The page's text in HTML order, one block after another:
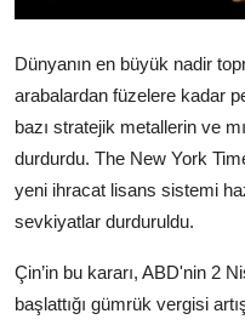
TBMM Haberleri
Belediye
Sağlık
Asayiş
Köşe Yazısı
Dünyanın en büyük nadir
arabalardan füzelere kadar
bazı stratejik metallerin ve
durdurdu. The New York
yeni ihracat lisans sistemi
sevkiyatlar durduruldu.
Çin’in bu kararı, ABD'nin 2
başlattığı gümrük vergisi